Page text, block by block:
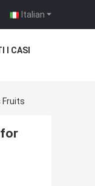
Italian
I CASI
Fruits